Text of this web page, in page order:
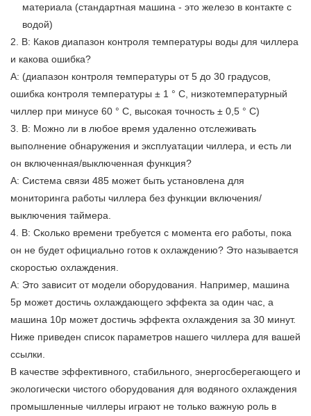
материала (стандартная машина - это железо в контакте с
водой)
2. В: Каков диапазон контроля температуры воды для чиллера
и какова ошибка?
A: (диапазон контроля температуры от 5 до 30 градусов,
ошибка контроля температуры ± 1 ° C, низкотемпературный
чиллер при минусе 60 ° C, высокая точность ± 0,5 ° C)
3. В: Можно ли в любое время удаленно отслеживать
выполнение обнаружения и эксплуатации чиллера, и есть ли
он включенная/выключенная функция?
A: Система связи 485 может быть установлена ​​для
мониторинга работы чиллера без функции включения/
выключения таймера.
4. В: Сколько времени требуется с момента его работы, пока
он не будет официально готов к охлаждению? Это называется
скоростью охлаждения.
A: Это зависит от модели оборудования. Например, машина
5p может достичь охлаждающего эффекта за один час, а
машина 10p может достичь эффекта охлаждения за 30 минут.
Ниже приведен список параметров нашего чиллера для вашей
ссылки.
В качестве эффективного, стабильного, энергосберегающего и
экологически чистого оборудования для водяного охлаждения
промышленные чиллеры играют не только важную роль в